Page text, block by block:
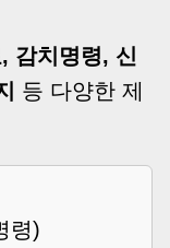
감치명령, 신
등 다양한 제
령)